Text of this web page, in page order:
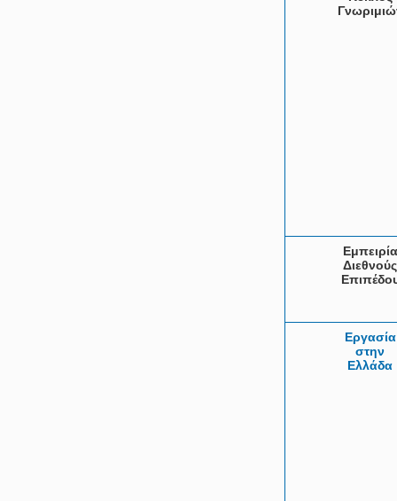
Εμπειρία
Διεθνούς
Εργασία
στην
Ελλάδα